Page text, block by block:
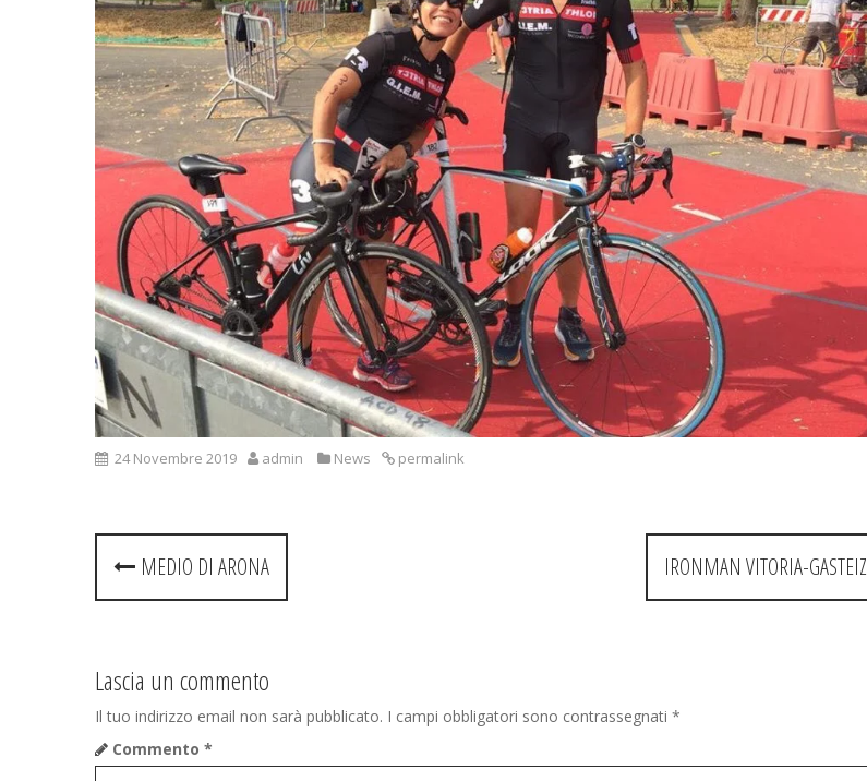
24 Novembre 2019 admin News permalink
Post
navigation
MEDIO DI ARONA IRONMAN VITORIA-GASTEIZ
Lascia un commento
Il tuo indirizzo email non sarà pubblicato. I campi obbligatori sono contrassegnati *
Commento *